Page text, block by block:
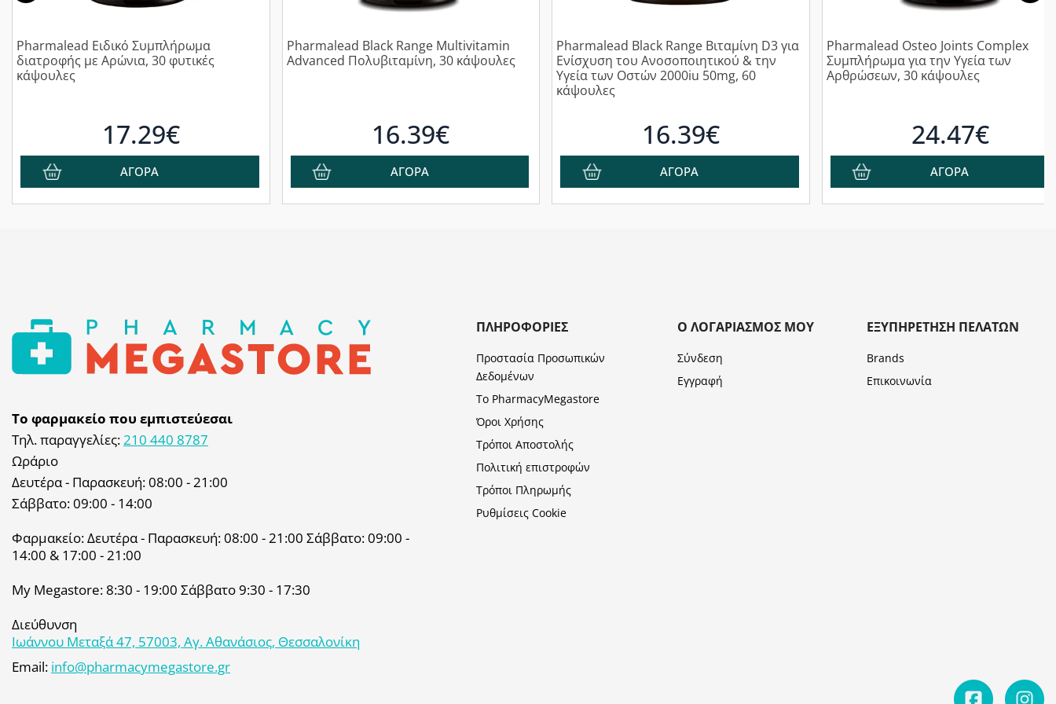
Pharmalead Ειδικό Συμπλήρωμα
διατροφής με Aρώνια, 30 φυτικές
κάψουλες
17.29€
ΑΓΟΡΑ
Pharmalead Black Range Multivitamin
Advanced Πολυβιταμίνη, 30 κάψουλες
16.39€
ΑΓΟΡΑ
Pharmalead Black Range Βιταμίνη D3 για
Ενίσχυση του Ανοσοποιητικού & την
Υγεία των Οστών 2000iu 50mg, 60
κάψουλες
16.39€
ΑΓΟΡΑ
Pharmalead Osteo Joints Complex
Συμπλήρωμα για την Υγεία των
Αρθρώσεων, 30 κάψουλες
24.47€
ΑΓΟΡΑ
Το φαρμακείο που εμπιστεύεσαι
Τηλ. παραγγελίες:210 440 8787
Ωράριο
Δευτέρα - Παρασκευή: 08:00 - 21:00
Σάββατο: 09:00 - 14:00
Φαρμακείο: Δευτέρα - Παρασκευή: 08:00 - 21:00 Σάββατο: 09:00 -
14:00 & 17:00 - 21:00
My Megastore: 8:30 - 19:00 Σάββατο 9:30 - 17:30
Διεύθυνση
Ιωάννου Μεταξά 47, 57003, Αγ. Αθανάσιος, Θεσσαλονίκη
Email: info@pharmacymegastore.gr
ΠΛΗΡΟΦΟΡΊΕΣ
Προστασία Προσωπικών
Δεδομένων
Το PharmacyMegastore
Όροι Χρήσης
Τρόποι Αποστολής
Πολιτική επιστροφών
Τρόποι Πληρωμής
Ρυθμίσεις Cookie
Ο ΛΟΓΑΡΙΑΣΜΌΣ ΜΟΥ
Σύνδεση
Εγγραφή
ΕΞΥΠΗΡΈΤΗΣΗ ΠΕΛΑΤΏΝ
Brands
Επικοινωνία